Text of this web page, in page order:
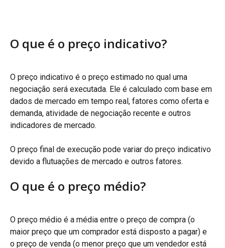
O que é o preço indicativo?
O preço indicativo é o preço estimado no qual uma
negociação será executada. Ele é calculado com base em
dados de mercado em tempo real, fatores como oferta e
demanda, atividade de negociação recente e outros
indicadores de mercado.
O preço final de execução pode variar do preço indicativo
devido a flutuações de mercado e outros fatores.
O que é o preço médio?
O preço médio é a média entre o preço de compra (o
maior preço que um comprador está disposto a pagar) e
o preço de venda (o menor preço que um vendedor está